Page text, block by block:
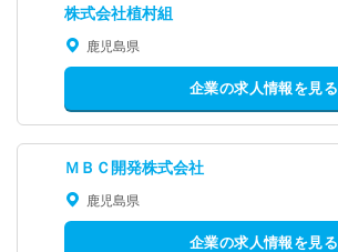
株式会社植村組
鹿児島県
企業の求人情報を見る
ＭＢＣ開発株式会社
鹿児島県
企業の求人情報を見る